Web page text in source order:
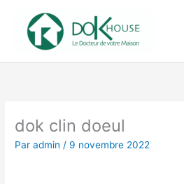
contenu
dok clin doeul
Paradmin/ 9 novembre 2022